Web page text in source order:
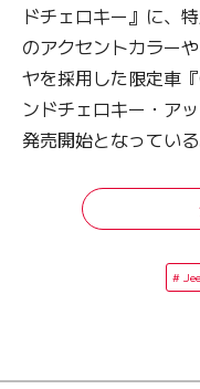
ドチェロキー』に、
のアクセントカラー
ヤを採用した限定車
ンドチェロキー・ア
発売開始となっている